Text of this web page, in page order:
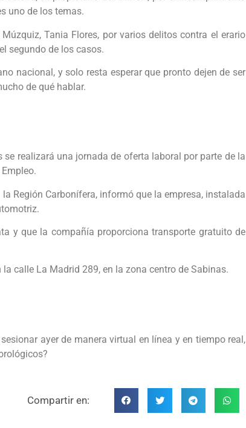
uno de los temas.
Tania Flores, por varios delitos contra el erario
segundo de los casos.
nacional, y solo resta esperar que pronto dejen de ser
de qué hablar.
realizará una jornada de oferta laboral por parte de la
Región Carbonífera, informó que la empresa, instalada
y que la compañía proporciona transporte gratuito de
calle La Madrid 289, en la zona centro de Sabinas.
ayer de manera virtual en línea y en tiempo real,
Compartir en: